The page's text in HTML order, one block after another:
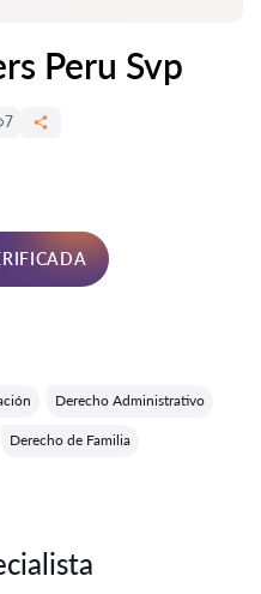
Peru Svp
7
Derecho Administrativo
Derecho de Familia